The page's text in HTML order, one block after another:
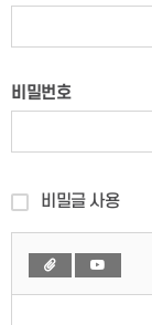
비밀번호
비밀글 사용